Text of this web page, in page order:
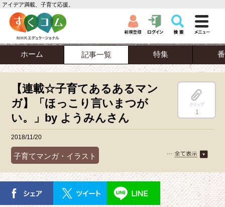
アイデア満載、子育て応援。
ホーム 記事一覧 特集
【連載☆子育てあるあるマン
ガ】「ほっこり言いまつが
い。」by ようみんさん
クリップ
1
2018/11/20
子育てマンガ・イラスト